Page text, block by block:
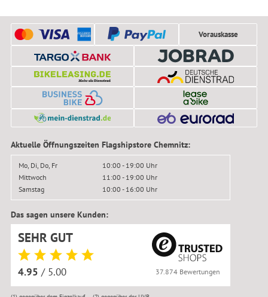
Vorauskasse
Aktuelle Öffnungszeiten Flagshipstore Chemnitz:
Mo, Di, Do, Fr
10:00 - 19:00 Uhr
Mittwoch
11:00 - 19:00 Uhr
Samstag
10:00 - 16:00 Uhr
Das sagen unsere Kunden:
SEHR GUT
4.95 / 5.00 37.874 Bewertungen